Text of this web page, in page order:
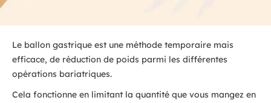
Le ballon gastrique est une méthode temporaire mais
efficace, de réduction de poids parmi les différentes
opérations bariatriques.
Cela fonctionne en limitant la quantité que vous mangez en